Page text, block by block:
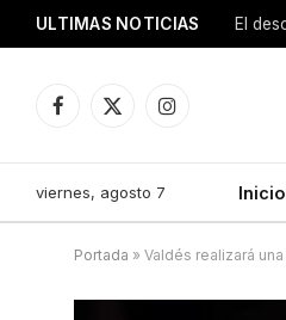
ULTIMAS NOTICIAS El
Facebook
X
Instagram
viernes, agosto 7 Inicio
Portada » Valdés realizará